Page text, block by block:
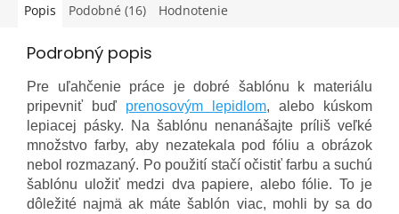
Popis Podobné (16) Hodnotenie
Podrobný popis
Pre uľahčenie práce je dobré šablónu k materiálu
pripevniť buď prenosovým lepidlom, alebo kúskom
lepiacej pásky. Na šablónu nenanášajte príliš veľké
množstvo farby, aby nezatekala pod fóliu a obrázok
nebol rozmazaný. Po použití stačí očistiť farbu a suchú
šablónu uložiť medzi dva papiere, alebo fólie. To je
dôležité najmä ak máte šablón viac, mohli by sa do